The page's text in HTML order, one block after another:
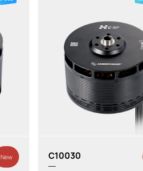
New C10030